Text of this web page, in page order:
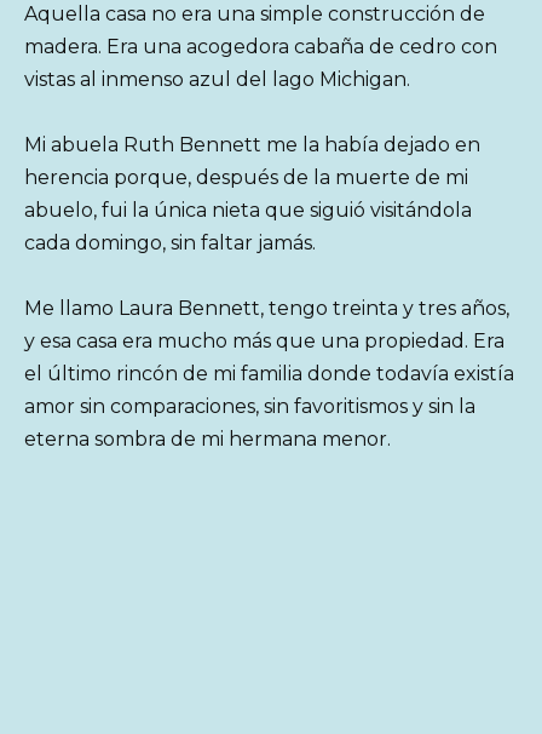
Aquella casa no era una simple construcción de
madera. Era una acogedora cabaña de cedro con
vistas al inmenso azul del lago Michigan.
Mi abuela Ruth Bennett me la había dejado en
herencia porque, después de la muerte de mi
abuelo, fui la única nieta que siguió visitándola
cada domingo, sin faltar jamás.
Me llamo Laura Bennett, tengo treinta y tres años,
y esa casa era mucho más que una propiedad. Era
el último rincón de mi familia donde todavía existía
amor sin comparaciones, sin favoritismos y sin la
eterna sombra de mi hermana menor.